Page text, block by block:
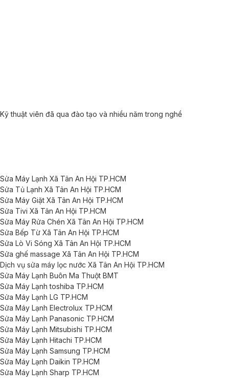
Kỹ thuật viên đã qua đào tạo và nhiều năm trong nghề
Sửa Máy Lạnh Xã Tân An Hội TP.HCM
Sửa Tủ Lạnh Xã Tân An Hội TP.HCM
Sửa Máy Giặt Xã Tân An Hội TP.HCM
Sửa Tivi Xã Tân An Hội TP.HCM
Sửa Máy Rửa Chén Xã Tân An Hội TP.HCM
Sửa Bếp Từ Xã Tân An Hội TP.HCM
Sửa Lò Vi Sóng Xã Tân An Hội TP.HCM
Sửa ghế massage Xã Tân An Hội TP.HCM
Dịch vụ sửa máy lọc nước Xã Tân An Hội TP.HCM
Sửa Máy Lạnh Buôn Ma Thuột BMT
Sửa Máy Lạnh toshiba TP.HCM
Sửa Máy Lạnh LG TP.HCM
Sửa Máy Lạnh Electrolux TP.HCM
Sửa Máy Lạnh Panasonic TP.HCM
Sửa Máy Lạnh Mitsubishi TP.HCM
Sửa Máy Lạnh Hitachi TP.HCM
Sửa Máy Lạnh Samsung TP.HCM
Sửa Máy Lạnh Daikin TP.HCM
Sửa Máy Lạnh Sharp TP.HCM